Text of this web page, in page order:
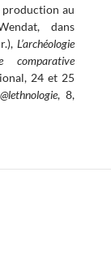
production au
dans
L’archéologie
comparative
24 et 25
, 8,